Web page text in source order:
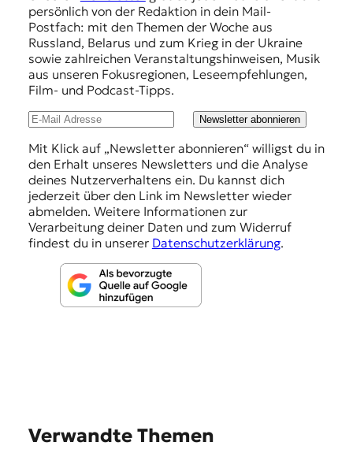
persönlich von der Redaktion in dein Mail-
Postfach: mit den Themen der Woche aus
Russland, Belarus und zum Krieg in der Ukraine
sowie zahlreichen Veranstaltungshinweisen, Musik
aus unseren Fokusregionen, Leseempfehlungen,
Film- und Podcast-Tipps.
Newsletter abonnieren
Mit Klick auf „Newsletter abonnieren“ willigst du in
den Erhalt unseres Newsletters und die Analyse
deines Nutzerverhaltens ein. Du kannst dich
jederzeit über den Link im Newsletter wieder
abmelden. Weitere Informationen zur
Verarbeitung deiner Daten und zum Widerruf
findest du in unserer Datenschutzerklärung.
Verwandte Themen